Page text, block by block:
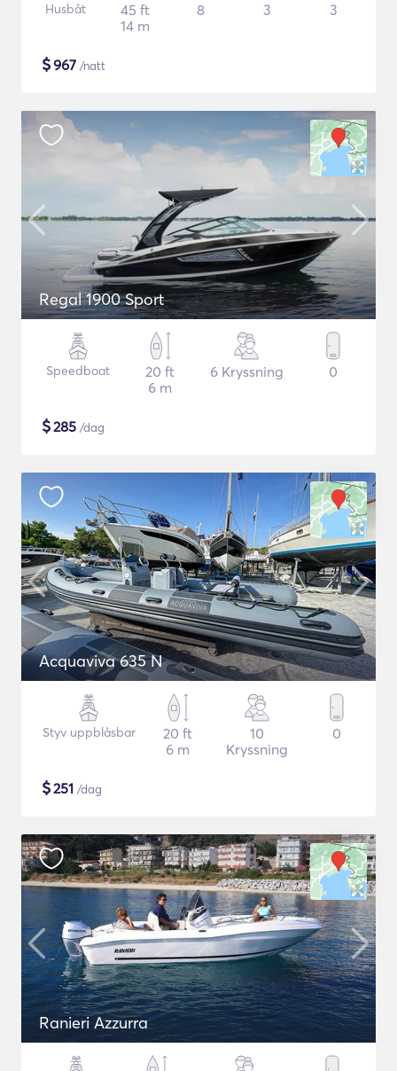
Husbåt
45 ft
14 m
8 3 3
$967 /natt
Regal 1900 Sport
Speedboat
20 ft
6 m
6 Kryssning 0
$285 /dag
Acquaviva 635 N
Styv uppblåsbar
20 ft
6 m
10
Kryssning
0
$251 /dag
Ranieri Azzurra